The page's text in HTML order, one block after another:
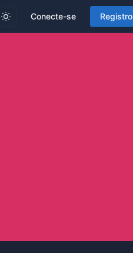
Conecte-se Registro